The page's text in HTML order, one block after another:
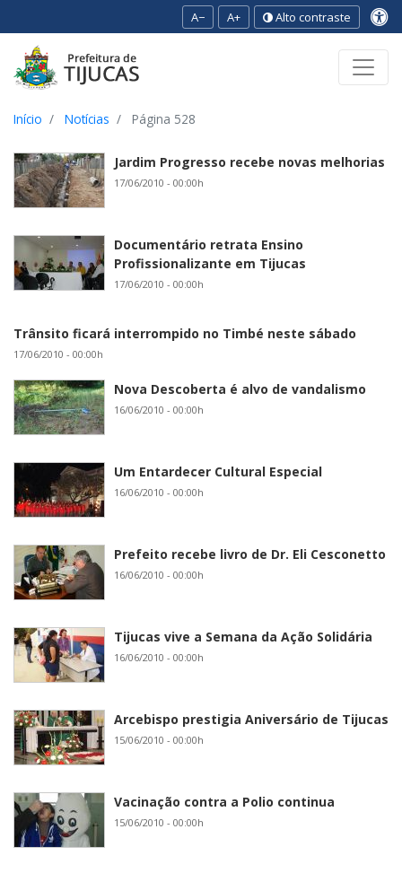
A− A+ Alto contraste
Início Notícias Página 528
Jardim Progresso recebe novas melhorias
17/06/2010 - 00:00h
Documentário retrata Ensino
Profissionalizante em Tijucas
17/06/2010 - 00:00h
Trânsito ficará interrompido no Timbé neste sábado
17/06/2010 - 00:00h
Nova Descoberta é alvo de vandalismo
16/06/2010 - 00:00h
Um Entardecer Cultural Especial
16/06/2010 - 00:00h
Prefeito recebe livro de Dr. Eli Cesconetto
16/06/2010 - 00:00h
Tijucas vive a Semana da Ação Solidária
16/06/2010 - 00:00h
Arcebispo prestigia Aniversário de Tijucas
15/06/2010 - 00:00h
Vacinação contra a Polio continua
15/06/2010 - 00:00h